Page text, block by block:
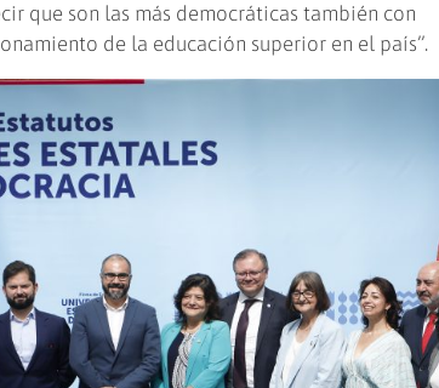
que son las más democráticas también con
de la educación superior en el país”.